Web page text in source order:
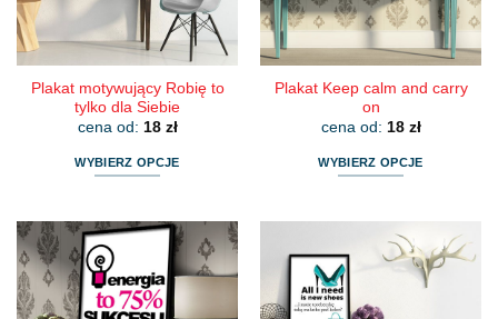
stronie
produktu
stronie
produktu
Plakat motywujący Robię to
tylko dla Siebie
cena od: 18 zł
WYBIERZ OPCJE
ma
wariantów.
Opcje
Plakat Keep calm and carry
on
cena od: 18 zł
WYBIERZ OPCJE
wiele
wariantów.
Opcje